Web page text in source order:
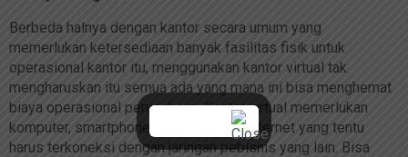
Berbeda halnya dengan kantor secara umum yang
memerlukan ketersediaan banyak fasilitas fisik untuk
operasional kantor itu, menggunakan kantor virtual tak
mengharuskan itu semua ada yang mana ini bisa menghemat
biaya operasional perusahaan. Kantor virtual memerlukan
komputer, smartphone, serta koneksi internet yang tentu
harus terkoneksi dengan jaringan pebisnis yang lain. Bisa